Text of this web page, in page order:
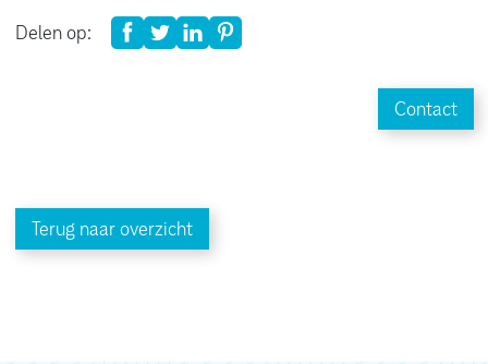
Delen op:
Contact
Terug naar overzicht